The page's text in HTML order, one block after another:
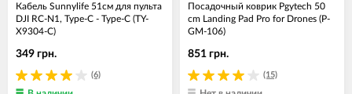
Кабель Sunnylife 51см для пульта
DJI RC-N1, Type-C - Type-C (TY-
X9304-С)
(6)
349 грн.
Посадочный коврик Pgytech 50
cm Landing Pad Pro for Drones (P-
GM-106)
(15)
851 грн.